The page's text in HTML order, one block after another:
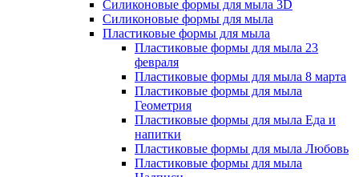
Силиконовые формы для мыла 3D
Силиконовые формы для мыла
Пластиковые формы для мыла
Пластиковые формы для мыла 23
февраля
Пластиковые формы для мыла 8 марта
Пластиковые формы для мыла
Геометрия
Пластиковые формы для мыла Еда и
напитки
Пластиковые формы для мыла Любовь
Пластиковые формы для мыла